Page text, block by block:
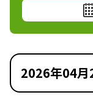
2026年04月